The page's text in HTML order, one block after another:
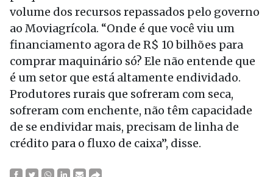
volume dos recursos repassados pelo governo
ao Moviagrícola. “Onde é que você viu um
financiamento agora de R$ 10 bilhões para
comprar maquinário só? Ele não entende que
é um setor que está altamente endividado.
Produtores rurais que sofreram com seca,
sofreram com enchente, não têm capacidade
de se endividar mais, precisam de linha de
crédito para o fluxo de caixa”, disse.